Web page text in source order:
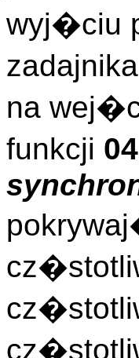
wyj�ciu
na
funkcji 04